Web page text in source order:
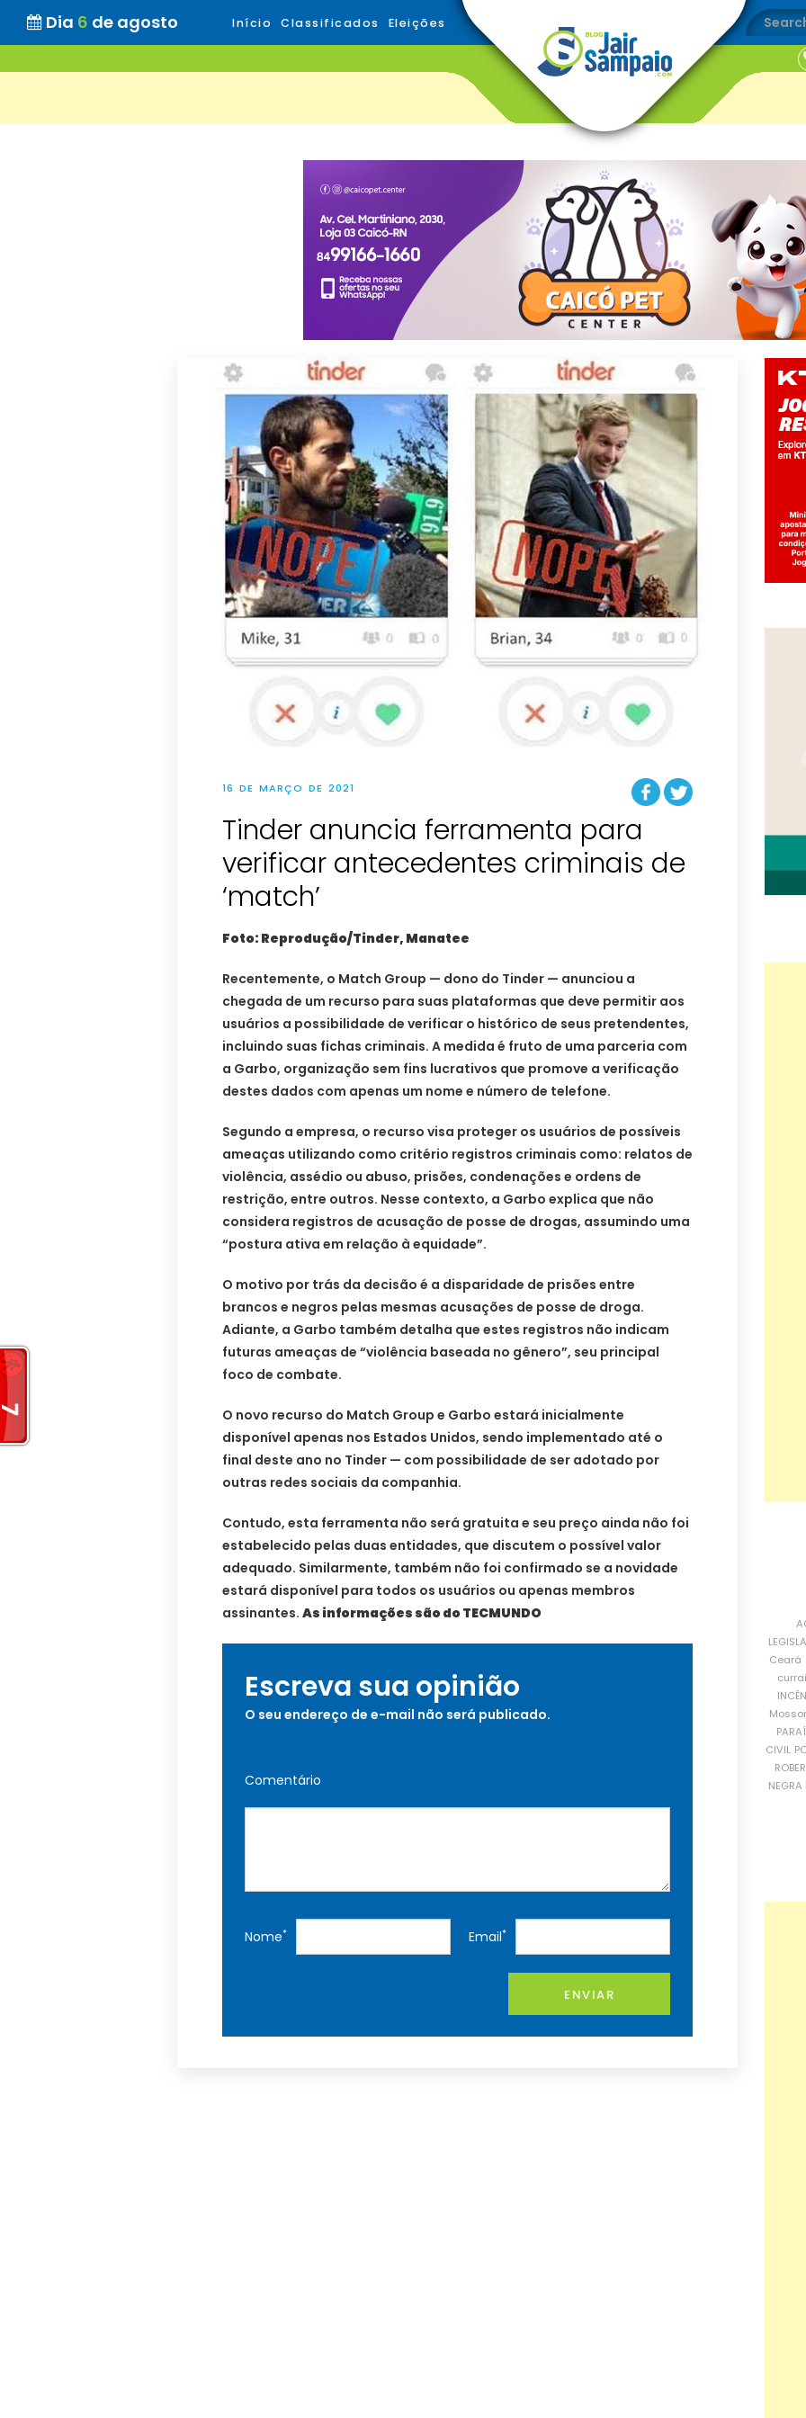
Dia 6 de agosto Início Classificados Eleições
16 DE MARÇO DE 2021
Tinder anuncia ferramenta para
verificar antecedentes criminais de
‘match’
Foto: Reprodução/Tinder, Manatee
Recentemente, o Match Group — dono do Tinder — anunciou a
chegada de um recurso para suas plataformas que deve permitir aos
usuários a possibilidade de verificar o histórico de seus pretendentes,
incluindo suas fichas criminais. A medida é fruto de uma parceria com
a Garbo, organização sem fins lucrativos que promove a verificação
destes dados com apenas um nome e número de telefone.
Segundo a empresa, o recurso visa proteger os usuários de possíveis
ameaças utilizando como critério registros criminais como: relatos de
violência, assédio ou abuso, prisões, condenações e ordens de
restrição, entre outros. Nesse contexto, a Garbo explica que não
considera registros de acusação de posse de drogas, assumindo uma
“postura ativa em relação à equidade”.
O motivo por trás da decisão é a disparidade de prisões entre
brancos e negros pelas mesmas acusações de posse de droga.
Adiante, a Garbo também detalha que estes registros não indicam
futuras ameaças de “violência baseada no gênero”, seu principal
foco de combate.
O novo recurso do Match Group e Garbo estará inicialmente
disponível apenas nos Estados Unidos, sendo implementado até o
final deste ano no Tinder — com possibilidade de ser adotado por
outras redes sociais da companhia.
Contudo, esta ferramenta não será gratuita e seu preço ainda não foi
estabelecido pelas duas entidades, que discutem o possível valor
adequado. Similarmente, também não foi confirmado se a novidade
estará disponível para todos os usuários ou apenas membros
assinantes. As informações são do TECMUNDO
Escreva sua opinião
O seu endereço de e-mail não será publicado.
Comentário
Nome* Email*
ENVIAR
Ceará
CIVIL
NEGRA